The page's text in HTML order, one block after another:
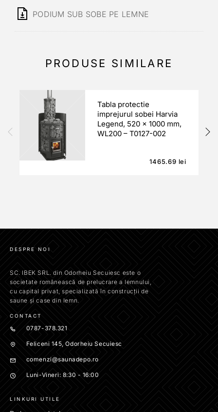
PODIUM SUB SOBE PE LEMNE
PRODUSE SIMILARE
Tabla protectie
imprejurul sobei Harvia
Legend, 520 x 1000 mm,
WL200 – T0127-002
1465.69 lei
DESPRE NOI
SC. IBEK SRL. din Odorheiu Secuiesc este o
societate românească de prelucrare a lemnului,
cu capital privat, specializată în construcții de
saune și case din lemn.
CONTACT
0787-378.321
Feliceni 145, Odorheiu Secuiesc
comenzi@saunadepo.ro
Luni-Vineri: 8:30 - 16:00
LINKURI UTILE